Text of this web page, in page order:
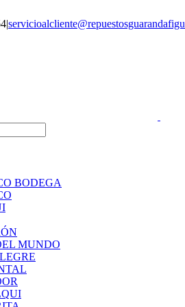
|
BODEGA
MUNDO